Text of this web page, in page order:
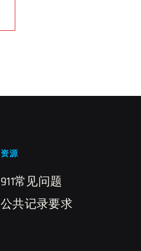
资源
911常见问题
公共记录要求